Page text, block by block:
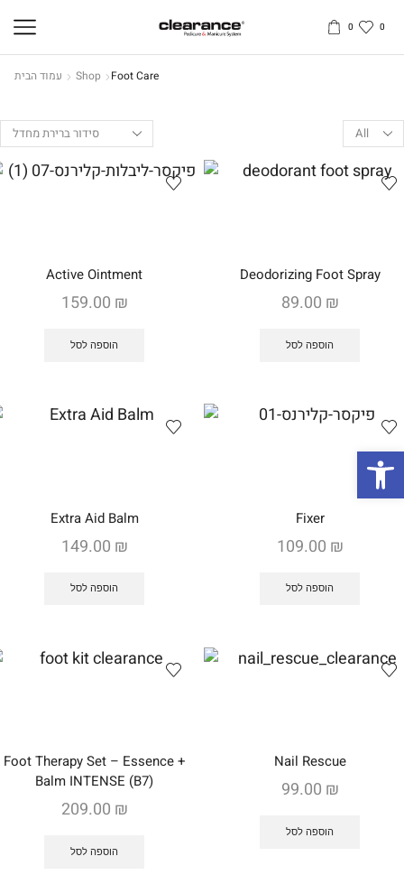
0 0
עמוד הבית Shop Foot Care
Products
per
Active Ointment
159.00 ₪
הוספה לסל
Deodorizing Foot Spray
89.00 ₪
הוספה לסל
Extra Aid Balm
149.00 ₪
הוספה לסל
Fixer
109.00 ₪
הוספה לסל
Foot Therapy Set – Essence +
Balm INTENSE (B7)
209.00 ₪
הוספה לסל
Nail Rescue
99.00 ₪
הוספה לסל